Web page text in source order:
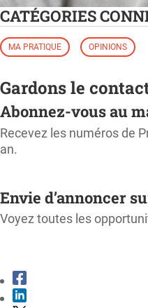
CATÉGORIES
MA PRATIQUE OPINIONS
Gardons le
Abonnez-vous au
Recevez les numéros de
an.
Envie d’annoncer
Voyez toutes les